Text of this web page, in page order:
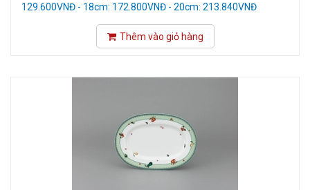
129.600VNĐ - 18cm: 172.800VNĐ - 20cm: 213.840VNĐ
Thêm vào giỏ hàng